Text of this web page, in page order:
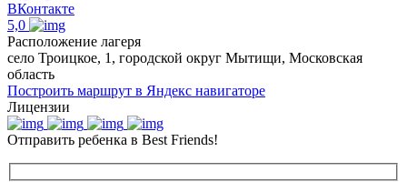
ВКонтакте
5,0
Расположение лагеря
село Троицкое, 1, городской округ Мытищи, Московская
область
Построить маршрут в Яндекс навигаторе
Лицензии
Отправить ребенка в Best Friends!